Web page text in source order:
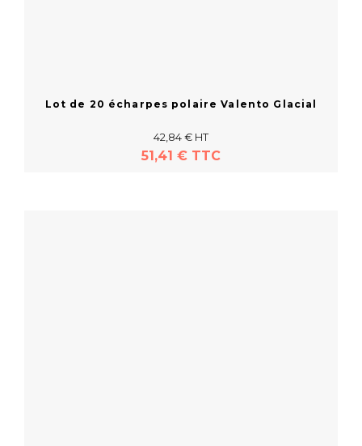
Lot de 20 écharpes polaire Valento Glacial
42,84 € HT
51,41 € TTC